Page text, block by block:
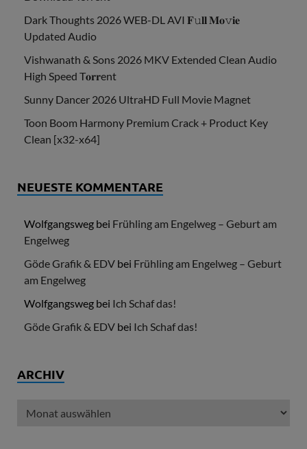
Dark Thoughts 2026 WEB-DL AVI 𝐅𝚞𝐥𝐥 𝐌𝐨𝚟𝐢𝐞
Updated Audio
Vishwanath & Sons 2026 MKV Extended Clean Audio
High Speed T𝐨𝐫𝐫ent
Sunny Dancer 2026 UltraHD Full Movie Magnet
Toon Boom Harmony Premium Crack + Product Key
Clean [x32-x64]
NEUESTE KOMMENTARE
Wolfgangsweg bei Frühling am Engelweg – Geburt am
Engelweg
Göde Grafik & EDV bei Frühling am Engelweg – Geburt
am Engelweg
Wolfgangsweg bei Ich Schaf das!
Göde Grafik & EDV bei Ich Schaf das!
ARCHIV